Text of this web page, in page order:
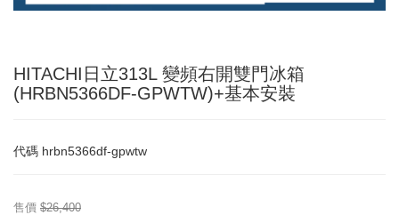
HITACHI日立313L 變頻右開雙門冰箱
(HRBN5366DF-GPWTW)+基本安裝
代碼 hrbn5366df-gpwtw
售價 $26,400